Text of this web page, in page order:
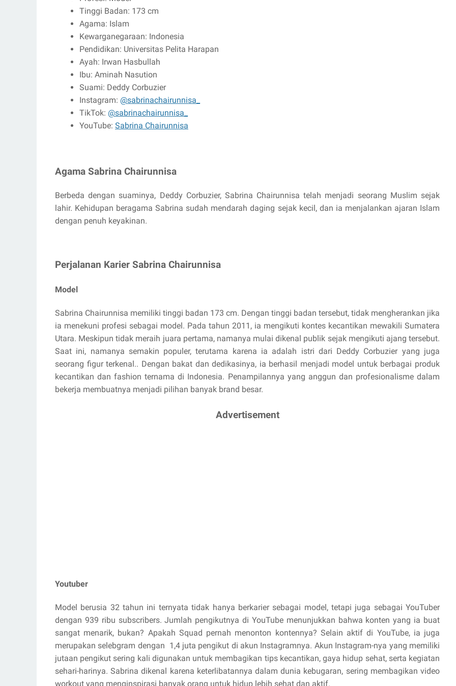
Tinggi Badan: 173 cm
Agama: Islam
Kewarganegaraan: Indonesia
Pendidikan: Universitas Pelita Harapan
Ayah: Irwan Hasbullah
Ibu: Aminah Nasution
Suami: Deddy Corbuzier
Instagram: @sabrinachairunnisa_
TikTok: @sabrinachairunnisa_
YouTube: Sabrina Chairunnisa
Agama Sabrina Chairunnisa
Berbeda dengan suaminya, Deddy Corbuzier, Sabrina Chairunnisa telah menjadi seorang Muslim sejak
lahir. Kehidupan beragama Sabrina sudah mendarah daging sejak kecil, dan ia menjalankan ajaran Islam
dengan penuh keyakinan.
Perjalanan Karier Sabrina Chairunnisa
Model
Sabrina Chairunnisa memiliki tinggi badan 173 cm. Dengan tinggi badan tersebut, tidak mengherankan jika
ia menekuni profesi sebagai model. Pada tahun 2011, ia mengikuti kontes kecantikan mewakili Sumatera
Utara. Meskipun tidak meraih juara pertama, namanya mulai dikenal publik sejak mengikuti ajang tersebut.
Saat ini, namanya semakin populer, terutama karena ia adalah istri dari Deddy Corbuzier yang juga
seorang figur terkenal.. Dengan bakat dan dedikasinya, ia berhasil menjadi model untuk berbagai produk
kecantikan dan fashion ternama di Indonesia. Penampilannya yang anggun dan profesionalisme dalam
bekerja membuatnya menjadi pilihan banyak brand besar.
Advertisement
Youtuber
Model berusia 32 tahun ini ternyata tidak hanya berkarier sebagai model, tetapi juga sebagai YouTuber
dengan 939 ribu subscribers. Jumlah pengikutnya di YouTube menunjukkan bahwa konten yang ia buat
sangat menarik, bukan? Apakah Squad pernah menonton kontennya? Selain aktif di YouTube, ia juga
merupakan selebgram dengan 1,4 juta pengikut di akun Instagramnya. Akun Instagram-nya yang memiliki
jutaan pengikut sering kali digunakan untuk membagikan tips kecantikan, gaya hidup sehat, serta kegiatan
sehari-harinya. Sabrina dikenal karena keterlibatannya dalam dunia kebugaran, sering membagikan video
workout yang menginspirasi banyak orang untuk hidup lebih sehat dan aktif.